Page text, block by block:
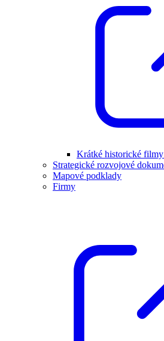
Krátké historické
Strategické rozvojové
Mapové podklady
Firmy